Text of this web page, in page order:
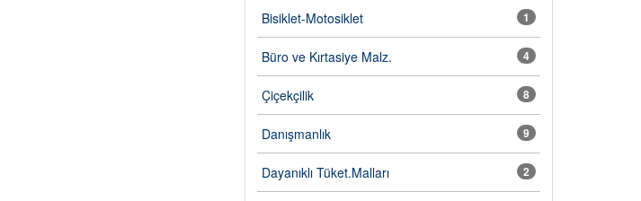
Bisiklet-Motosiklet 1
Büro ve Kırtasiye Malz. 4
Çiçekçilik 8
Danışmanlık 9
Dayanıklı Tüket.Malları 2